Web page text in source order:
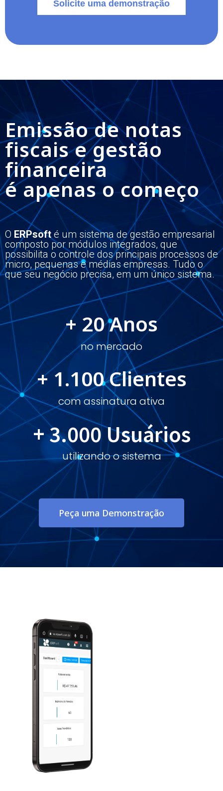
Emissão de notas
fiscais e gestão
financeira
é apenas o começo
O ERPsofté um sistema de gestão empresarial
composto por módulos integrados, que
possibilita o controle dos principais processos de
micro, pequenas e médias empresas. Tudo o
que seu negócio precisa, em um único sistema.
no mercado
+ 20 Anos
com assinatura ativa
+ 1.100 Clientes
utilizando o sistema
+ 3.000 Usuários
Peça uma Demonstração